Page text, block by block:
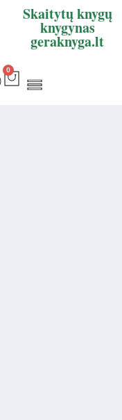
Skaitytų knygų
knygynas
geraknyga.lt
0